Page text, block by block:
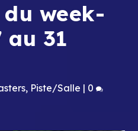
week-
au 31
, Piste/Salle | 0